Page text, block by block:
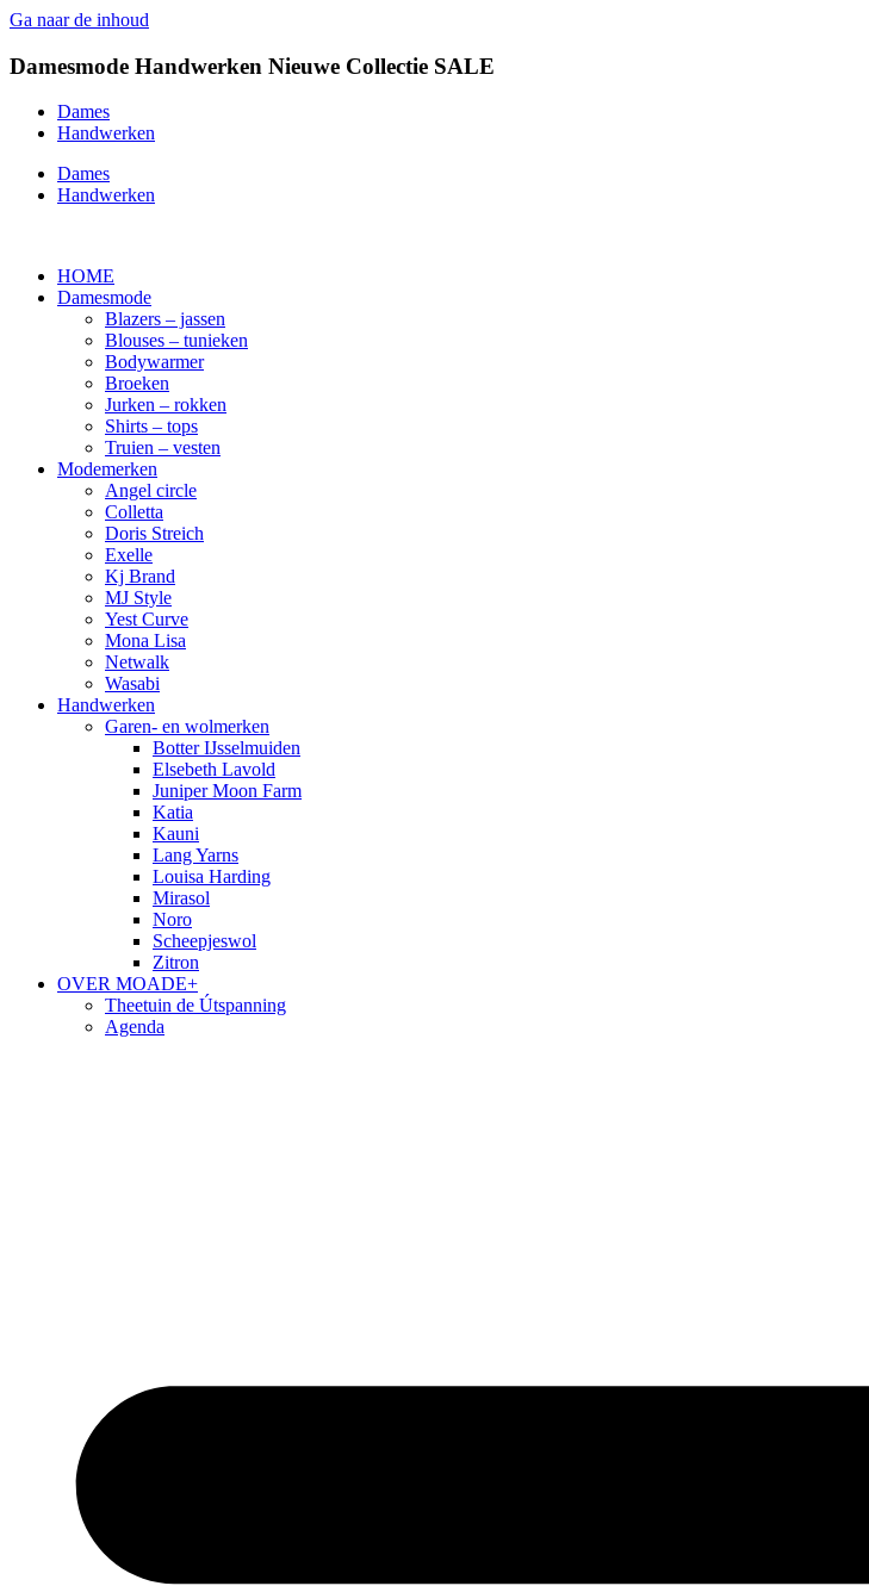
Ga naar de inhoud
Damesmode Handwerken Nieuwe Collectie SALE
Dames
Handwerken
Dames
Handwerken
HOME
Damesmode
Blazers – jassen
Blouses – tunieken
Bodywarmer
Broeken
Jurken – rokken
Shirts – tops
Truien – vesten
Modemerken
Angel circle
Colletta
Doris Streich
Exelle
Kj Brand
MJ Style
Yest Curve
Mona Lisa
Netwalk
Wasabi
Handwerken
Garen- en wolmerken
Botter IJsselmuiden
Elsebeth Lavold
Juniper Moon Farm
Katia
Kauni
Lang Yarns
Louisa Harding
Mirasol
Noro
Scheepjeswol
Zitron
OVER MOADE+
Theetuin de Útspanning
Agenda